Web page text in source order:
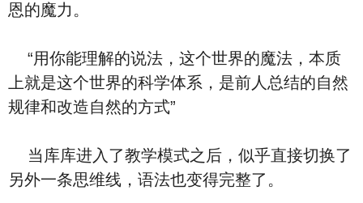
恩的魔力。
“用你能理解的说法，这个世界的魔法，本质
上就是这个世界的科学体系，是前人总结的自然
规律和改造自然的方式”
当库库进入了教学模式之后，似乎直接切换了
另外一条思维线，语法也变得完整了。